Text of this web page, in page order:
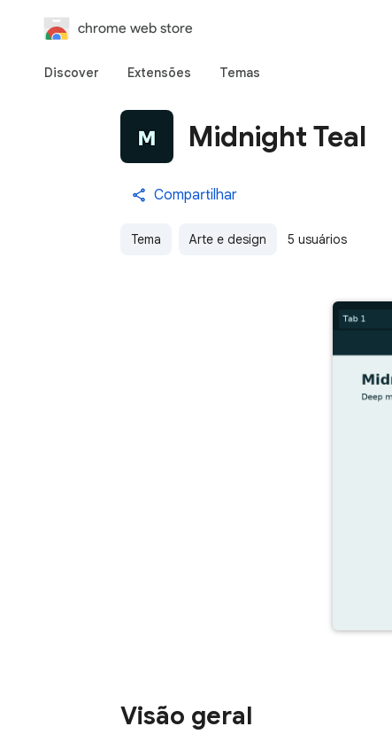
chrome web store
Discover Extensões Temas
Midnight Teal
Compartilhar
Tema Arte e design 5 usuários
Visão geral